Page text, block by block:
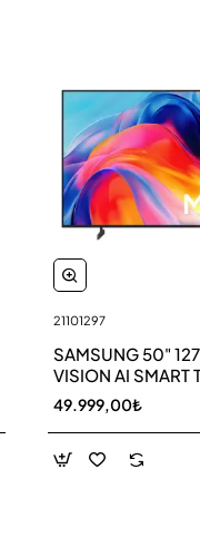
21101297
SAMSUNG 50"
VISION AI SMART
UE50M70HAU
49.999,00₺